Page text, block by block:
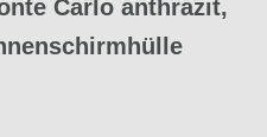
Carlo anthrazit,